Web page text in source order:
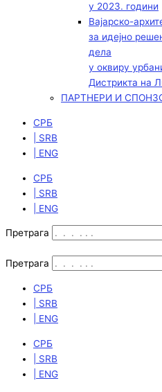
у 2023. години
Вајарско-
за идејно
дела
у оквиру
Дистрикта на
ПАРТНЕРИ И
СРБ
| SRB
| ENG
СРБ
| SRB
| ENG
Претрага
Претрага
СРБ
| SRB
| ENG
СРБ
| SRB
| ENG